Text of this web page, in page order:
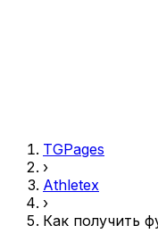
TGPages
›
Athletex
›
Как получить